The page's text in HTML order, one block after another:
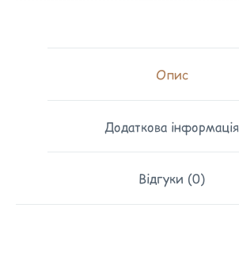
Опис
Додаткова інформація
Відгуки (0)